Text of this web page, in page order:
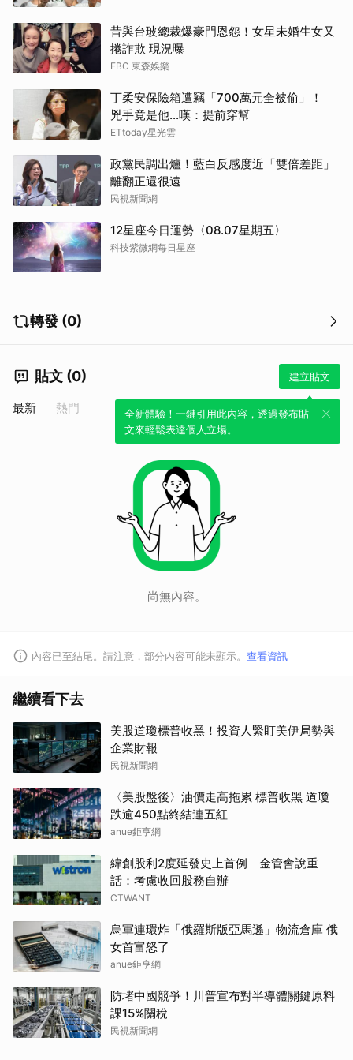
昔與台玻總裁爆豪門恩怨！女星未婚生女又
捲詐欺 現況曝
EBC 東森娛樂
丁柔安保險箱遭竊「700萬元全被偷」！
兇手竟是他...嘆：提前穿幫
ETtoday星光雲
政黨民調出爐！藍白反感度近「雙倍差距」
離翻正還很遠
民視新聞網
12星座今日運勢〈08.07星期五〉
科技紫微網每日星座
轉發 (0)
貼文 (0) 建立貼文
全新體驗！一鍵引用此內容，透過發布貼
文來輕鬆表達個人立場。
最新 熱門
尚無內容。
內容已至結尾。請注意，部分內容可能未顯示。 查看資訊
繼續看下去
美股道瓊標普收黑！投資人緊盯美伊局勢與
企業財報
民視新聞網
〈美股盤後〉油價走高拖累 標普收黑 道瓊
跌逾450點終結連五紅
anue鉅亨網
緯創股利2度延發史上首例 金管會說重
話：考慮收回股務自辦
CTWANT
烏軍連環炸「俄羅斯版亞馬遜」物流倉庫 俄
女首富怒了
anue鉅亨網
防堵中國競爭！川普宣布對半導體關鍵原料
課15%關稅
民視新聞網